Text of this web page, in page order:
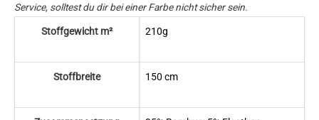
Service, solltest du dir bei einer Farbe nicht sicher sein.
Stoffgewicht m² 210g
Stoffbreite 150 cm